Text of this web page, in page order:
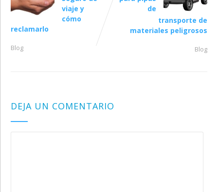
viaje y
cómo
reclamarlo
Blog
de
transporte de
materiales peligrosos
Blog
DEJA UN COMENTARIO